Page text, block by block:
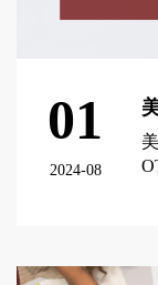
01
2024-08